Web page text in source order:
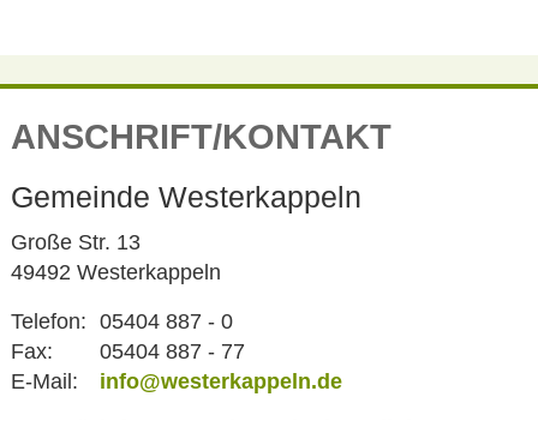
ANSCHRIFT/KONTAKT
Gemeinde Westerkappeln
Große Str. 13
49492 Westerkappeln
Telefon: 05404 887 - 0
Fax:
05404 887 - 77
E-Mail:
info@westerkappeln.de